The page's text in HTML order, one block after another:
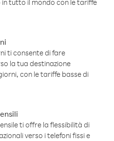
tutto il mondo con le tariffe
ti consente di fare
la tua destinazione
con le tariffe basse di
ti offre la flessibilità di
verso i telefoni fissi e